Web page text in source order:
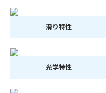
滑り特性
光学特性